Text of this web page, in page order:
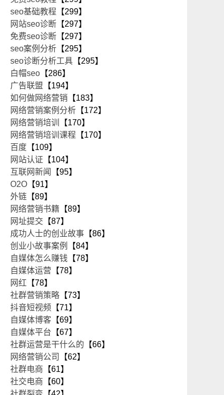
seo基础教程 【299】
网站seo诊断 【297】
免费seo诊断 【297】
seo案例分析 【295】
seo诊断分析工具 【295】
白帽seo 【286】
广告联盟 【194】
如何做网络营销 【183】
网络营销案例分析 【172】
网络营销培训
【170】
网络营销培训课程 【170】
百度 【109】
网站认证 【104】
互联网新闻
【95】
O2O 【91】
外链 【89】
网络营销书籍 【89】
网址提交 【87】
成功人士的创业故事 【86】
创业小故事案例
【84】
自媒体怎么赚钱 【78】
自媒体运营 【78】
网红 【78】
社群营销策略 【73】
抖音短视频 【71】
自媒体博客 【69】
自媒体平台 【67】
社群运营是干什么的 【66】
网络营销公司
【62】
社群电商 【61】
社交电商 【60】